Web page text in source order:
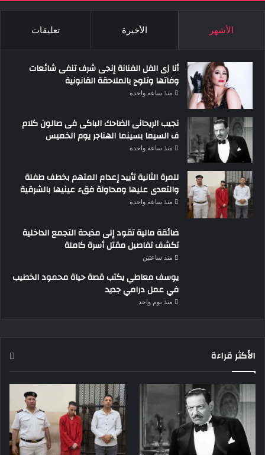
الأشهر الأخيرة تعليقات
أنا زى الفل الفنانة إنجى شرف تنفى شائعات
وفاتها وتلوح بالملاحقة القانونية
منذ ساعة واحدة
نجيب الريحانى الضاحك الباكى فى صالون كلام
ف السيما بسينما الهناجر يوم الخميس
منذ ساعة واحدة
للمرة الثانية تأييد إعدام المتهم بخطف طفلة
والتعدى عليها ومحاولة فقء عينيها بالشرقية
منذ ساعة واحدة
ضائقة مالية تقود إلى مذبحة التجمع الداخلية
تكشف تفاصيل مقتل أسرة كاملة
منذ ساعتين
يوسف معاطي يكتب قصة حياة محمود الخطيب
في عمل درامي جديد
منذ يوم واحد
الأكثر قراءة